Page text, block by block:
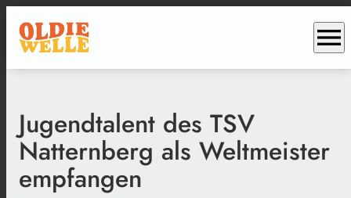
menu
Jugendtalent des TSV
Natternberg als Weltmeister
empfangen